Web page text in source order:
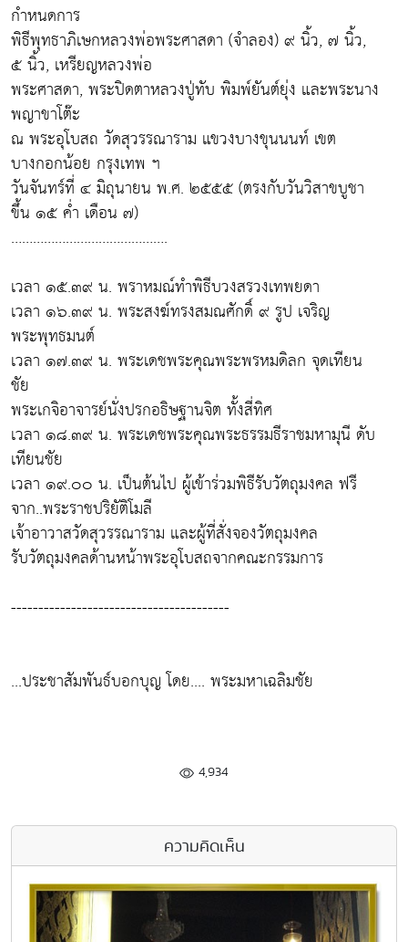
กำหนดการ
พิธีพุทธาภิเษกหลวงพ่อพระศาสดา (จำลอง) ๙ นิ้ว, ๗ นิ้ว,
๕ นิ้ว, เหรียญหลวงพ่อ
พระศาสดา, พระปิดตาหลวงปู่ทับ พิมพ์ยันต์ยุ่ง และพระนาง
พญาขาโต๊ะ
ณ พระอุโบสถ วัดสุวรรณาราม แขวงบางขุนนนท์ เขต
บางกอกน้อย กรุงเทพ ฯ
วันจันทร์ที่ ๔ มิถุนายน พ.ศ. ๒๕๕๕ (ตรงกับวันวิสาขบูชา
ขึ้น ๑๕ ค่ำ เดือน ๗)
…………………………………….
เวลา ๑๕.๓๙ น. พราหมณ์ทำพิธีบวงสรวงเทพยดา
เวลา ๑๖.๓๙ น. พระสงฆ์ทรงสมณศักดิ์ ๙ รูป เจริญ
พระพุทธมนต์
เวลา ๑๗.๓๙ น. พระเดชพระคุณพระพรหมดิลก จุดเทียน
ชัย
พระเกจิอาจารย์นั่งปรกอธิษฐานจิต ทั้งสี่ทิศ
เวลา ๑๘.๓๙ น. พระเดชพระคุณพระธรรมธีราชมหามุนี ดับ
เทียนชัย
เวลา ๑๙.๐๐ น. เป็นต้นไป ผู้เข้าร่วมพิธีรับวัตถุมงคล ฟรี
จาก..พระราชปริยัติโมลี
เจ้าอาวาสวัดสุวรรณาราม และผู้ที่สั่งจองวัตถุมงคล
รับวัตถุมงคลด้านหน้าพระอุโบสถจากคณะกรรมการ
----------------------------------------
...ประชาสัมพันธ์บอกบุญ โดย.... พระมหาเฉลิมชัย
4,934
ความคิดเห็น